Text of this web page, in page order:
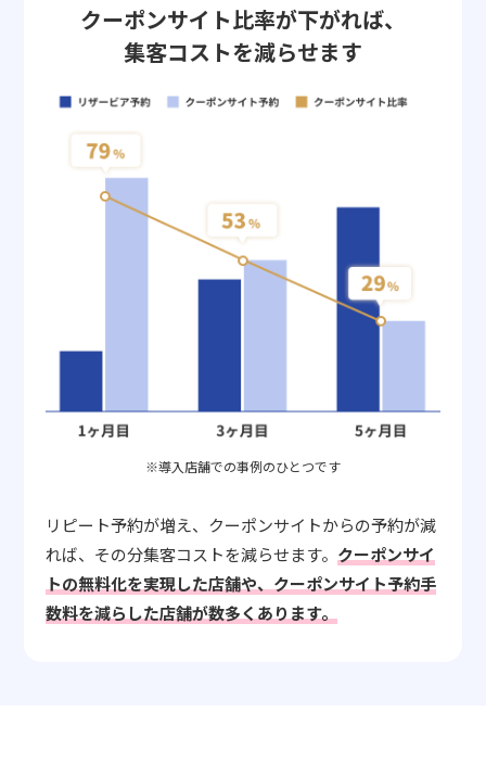
クーポンサイト比率が下がれば、
集客コストを減らせます
※導入店舗での事例のひとつです
リピート予約が増え、クーポンサイトからの予約が減
れば、その分集客コストを減らせます。クーポンサイ
トの無料化を実現した店舗や、クーポンサイト予約手
数料を減らした店舗が数多くあります。